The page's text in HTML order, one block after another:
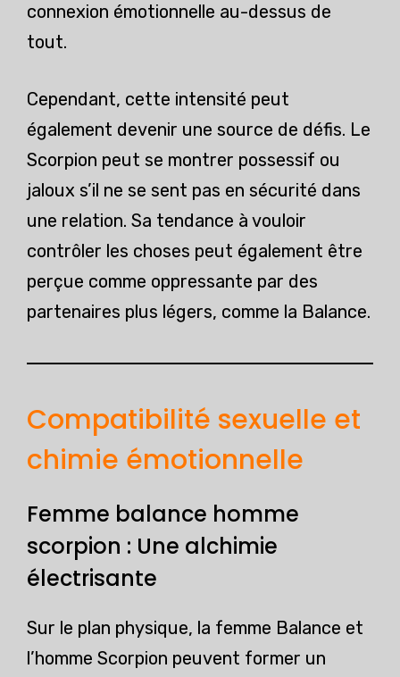
connexion émotionnelle au-dessus de
tout.
Cependant, cette intensité peut
également devenir une source de défis. Le
Scorpion peut se montrer possessif ou
jaloux s’il ne se sent pas en sécurité dans
une relation. Sa tendance à vouloir
contrôler les choses peut également être
perçue comme oppressante par des
partenaires plus légers, comme la Balance.
Compatibilité sexuelle et
chimie émotionnelle
Femme balance homme
scorpion : Une alchimie
électrisante
Sur le plan physique, la femme Balance et
l’homme Scorpion peuvent former un